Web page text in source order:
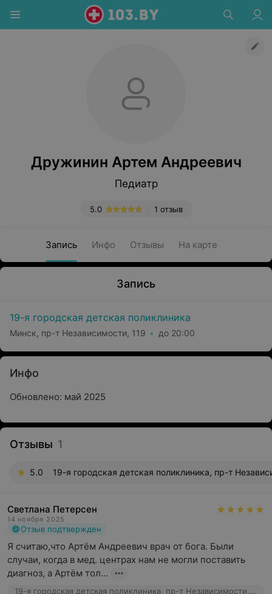
Дружинин Артем Андреевич
Педиатр
1 отзыв
5.0
Запись Инфо Отзывы На карте
Запись
19-я городская детская поликлиника
Минск, пр-т Независимости, 119 до 20:00
Инфо
Обновлено: май 2025
Отзывы 1
5.0 19-я городская детская поликлиника, пр-т
Светлана Петерсен
14 ноября 2025
Отзыв подтвержден
Я считаю,что Артём Андреевич врач от бога. Были
случаи, когда в мед. центрах нам не могли поставить
диагноз, а Артём тол...
19-я городская детская поликлиника, пр-т Независимости, 119